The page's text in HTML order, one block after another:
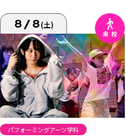
8/8(土)
パフォーミングアーツ学科